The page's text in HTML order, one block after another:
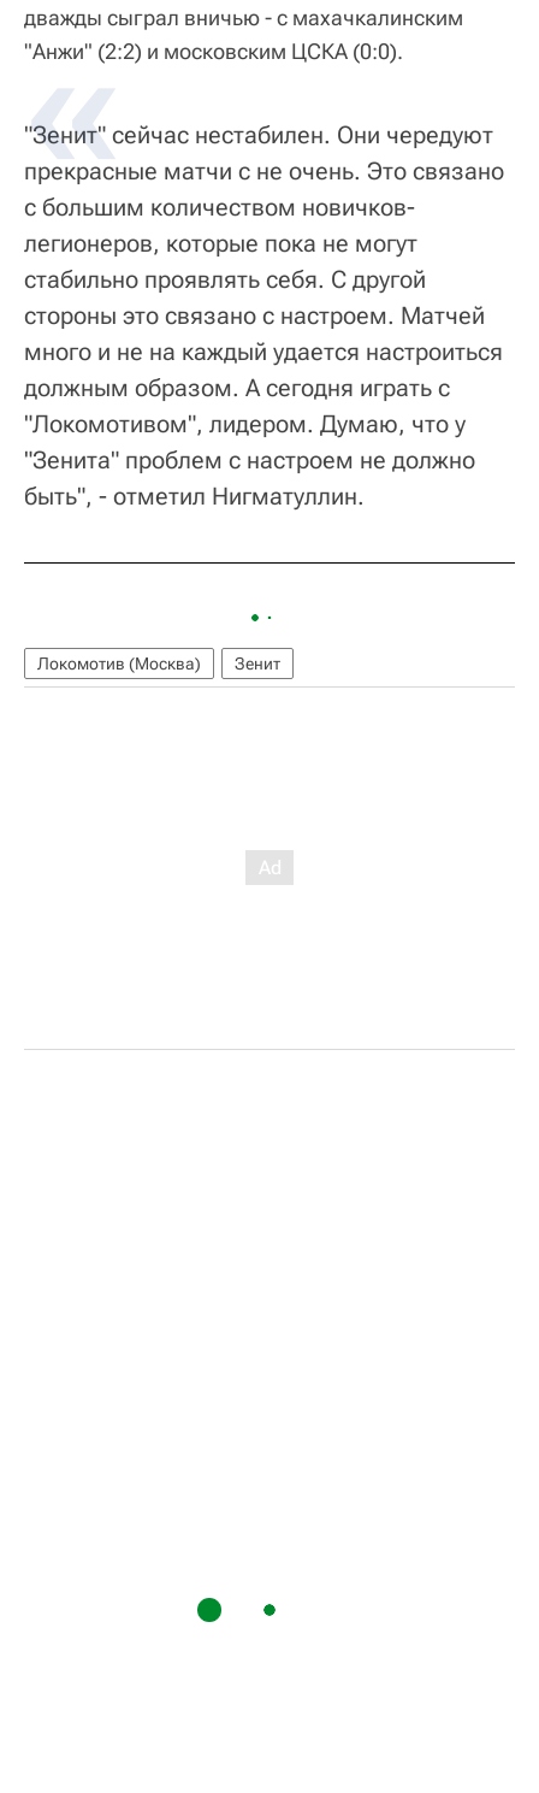
дважды сыграл вничью - с махачкалинским
"Анжи" (2:2) и московским ЦСКА (0:0).
"Зенит" сейчас нестабилен. Они чередуют
прекрасные матчи с не очень. Это связано
с большим количеством новичков-
легионеров, которые пока не могут
стабильно проявлять себя. С другой
стороны это связано с настроем. Матчей
много и не на каждый удается настроиться
должным образом. А сегодня играть с
"Локомотивом", лидером. Думаю, что у
"Зенита" проблем с настроем не должно
быть", - отметил Нигматуллин.
Локомотив (Москва) Зенит